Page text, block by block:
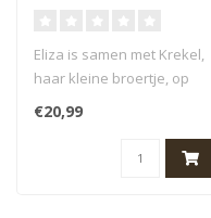
Eliza is samen met Krekel,
haar kleine broertje, op
zoek naar haar vijf broers. ..
€20,99